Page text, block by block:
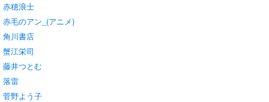
赤穂浪士
赤毛のアン_(アニメ)
角川書店
蟹江栄司
藤井つとむ
落雷
菅野よう子